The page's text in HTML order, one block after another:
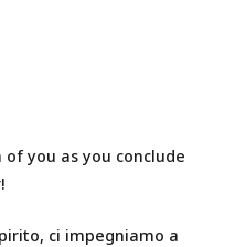
you as you conclude
ci impegniamo a